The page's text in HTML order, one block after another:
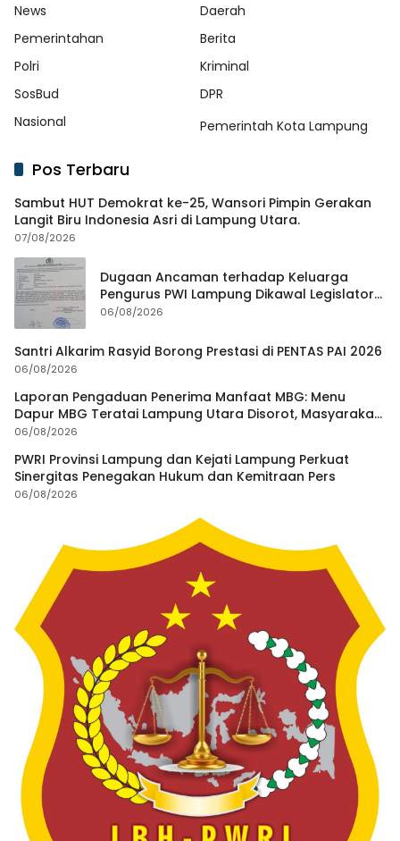
News
Daerah
Pemerintahan
Berita
Polri
Kriminal
SosBud
DPR
Nasional
Pemerintah Kota Lampung
Pos Terbaru
Sambut HUT Demokrat ke-25, Wansori Pimpin Gerakan
Langit Biru Indonesia Asri di Lampung Utara.
07/08/2026
Dugaan Ancaman terhadap Keluarga
Pengurus PWI Lampung Dikawal Legislator
dan Jurnalis
06/08/2026
Santri Alkarim Rasyid Borong Prestasi di PENTAS PAI 2026
06/08/2026
Laporan Pengaduan Penerima Manfaat MBG: Menu
Dapur MBG Teratai Lampung Utara Disorot, Masyarakat
Minta Satgas Lakukan Investigasi
06/08/2026
PWRI Provinsi Lampung dan Kejati Lampung Perkuat
Sinergitas Penegakan Hukum dan Kemitraan Pers
06/08/2026